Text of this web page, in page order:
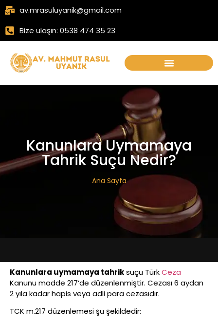
av.mrasuluyanik@gmail.com
Bize ulaşın: 0538 474 35 23
Kanunlara Uymamaya
Tahrik Suçu Nedir?
Ana Sayfa
Kanunlara uymamaya tahriksuçu TürkCeza
Kanunu madde 217’de düzenlenmiştir. Cezası 6 aydan
2 yıla kadar hapis veya adli para cezasıdır.
TCK m.217 düzenlemesi şu şekildedir: